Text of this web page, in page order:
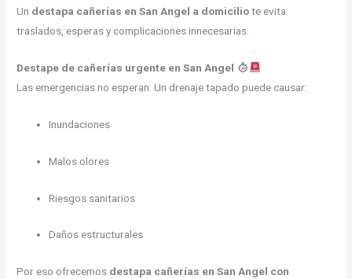
Un destapa cañerías en San Angel a domiciliote evita
traslados, esperas y complicaciones innecesarias.
Destape de cañerías urgente en San Angel
Las emergencias no esperan. Un drenaje tapado puede causar:
Inundaciones
Malos olores
Riesgos sanitarios
Daños estructurales
Por eso ofrecemos destapa cañerías en San Angel con